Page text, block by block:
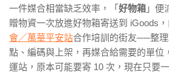
一件媒合相當缺乏效率，「 好物箱 」便
贈物資一次放進好物箱寄送到 iGoods
會／萬華平安站合作培訓的街友──整
點、編碼與上架，再媒合給需要的單位
運站，原本可能要寄 10 次，現在只要